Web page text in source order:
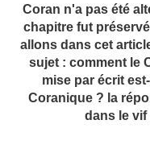
Coran n'a pas été
chapitre fut
allons dans cet
sujet : comment le
mise par écrit
Coranique ? la
dans le vif